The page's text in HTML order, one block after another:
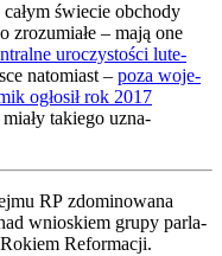
świe­cie obcho­dy
zro­zu­mia­łe – mają one
uro­czy­sto­ści lute­
nato­miast – poza woje­
ogło­sił rok 2017
takie­go uzna­
RP zdo­mi­no­wa­na
wnio­skiem gru­py par­la­
Refor­ma­cji.